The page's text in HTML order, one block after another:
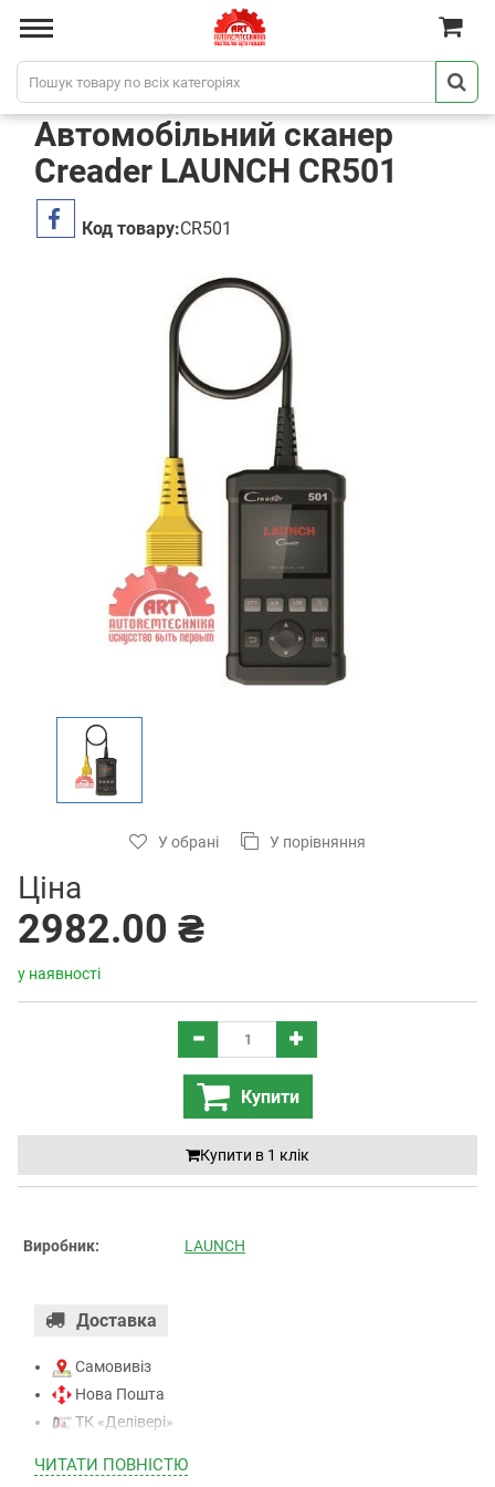
Автомобільний сканер
Creader LAUNCH CR501
Код товару:CR501
У обрані У порівняння
Ціна
2982.00 ₴
у наявності
Купити
Купити в 1 клiк
Виробник: LAUNCH
Доставка
Самовивіз
Нова Пошта
ТК «Делівері»
ТК “Justin”
ЧИТАТИ ПОВНIСТЮ